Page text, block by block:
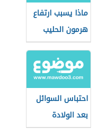
ماذا يسبب ارتفاع
هرمون الحليب
احتباس السوائل
بعد الولادة